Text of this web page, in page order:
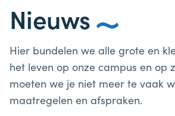
Nieuws
Hier bundelen we alle grote en
het leven op onze campus en op
moeten we je niet meer te vaak
maatregelen en afspraken.